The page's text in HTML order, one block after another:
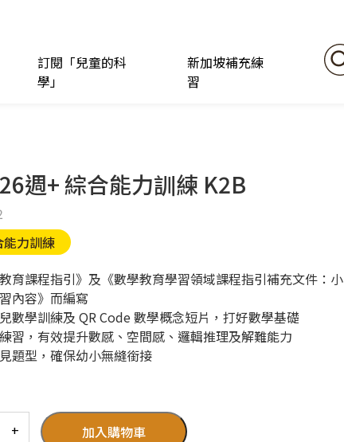
訂閱「兒童的科
學」
新加坡補充練
習
週+ 綜合能力訓練 K2B
力訓練
育課程指引》及《數學教育學習領域課程指引補充文件：小
內容》而編寫
數學訓練及 QR Code 數學概念短片，打好數學基礎
習，有效提升數感、空間感、邏輯推理及解難能力
題型，確保幼小無縫銜接
加入購物車